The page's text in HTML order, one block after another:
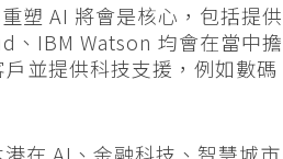
塑 AI 將會是核心，包括提供
、IBM Watson 均會在當中擔
並提供科技支援，例如數碼